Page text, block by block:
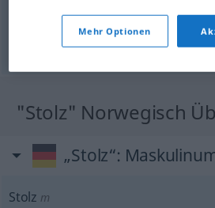
vermessen
© OpenThesaurus.de
"Stolz" Norwegisch
„Stolz“:
Stolz m
Mehr Optionen